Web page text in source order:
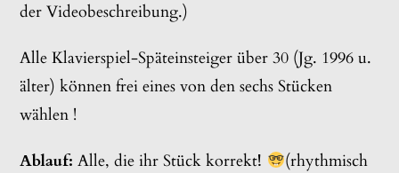
der Videobeschreibung.)
Alle Klavierspiel-Späteinsteiger über 30 (Jg. 1996 u.
älter) können frei eines von den sechs Stücken
wählen !
Ablauf: Alle, die ihr Stück korrekt!
(rhythmisch